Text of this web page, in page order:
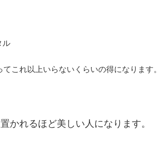
ル
これ以上いらないくらいの得になります。
かれるほど美しい人になります。